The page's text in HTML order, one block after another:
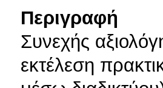
Περιγραφή
Συνεχής
εκτέλεση